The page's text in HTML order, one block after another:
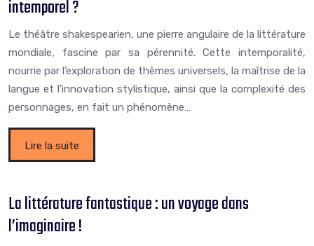
intemporel ?
Le théâtre shakespearien, une pierre angulaire de la littérature
mondiale, fascine par sa pérennité. Cette intemporalité,
nourrie par l’exploration de thèmes universels, la maîtrise de la
langue et l’innovation stylistique, ainsi que la complexité des
personnages, en fait un phénomène…
Lire la suite
La littérature fantastique : un voyage dans
l’imaginaire !